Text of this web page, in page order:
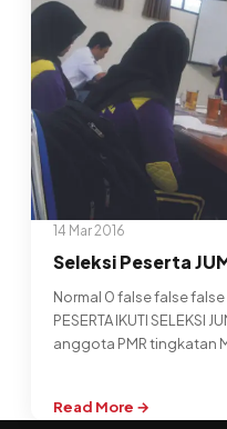
BANJARNEGARA
14 Mar 2016
Seleksi Peserta
Normal 0 false false false
PESERTA IKUTI SELEKSI
anggota PMR tingkatan
Read More →
: